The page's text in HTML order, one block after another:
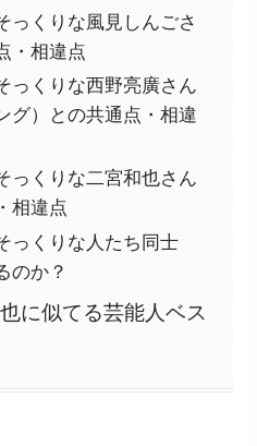
っくりな風見しんごさ
・相違点
っくりな西野亮廣さん
グ）との共通点・相違
っくりな二宮和也さん
相違点
っくりな人たち同士
のか？
に似てる芸能人ベス